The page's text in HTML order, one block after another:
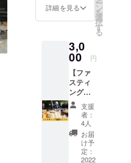
も合致する
を意識して
行動してお
ります。
歓迎で
者とし
てお名
前を掲
ていた
だきま
す。 あ
なたの
お名前
を川原
農産の
HPで
PRでき
ます。
https://
www.ka
詳細を見る ー
ン
を
選
択
す
る
3,0
00 円
【ファ
スティ
ング農
業のセ
ミ
ナー】
川原 應
貴によ
るファ
スティ
支援
者：
4人
お届
け予
定：
2022